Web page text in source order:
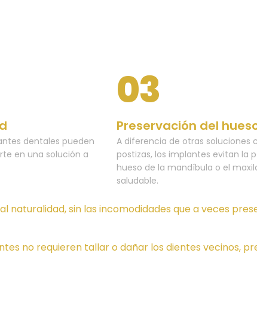
dentales pueden
en una solución a
03
Preservación del
A diferencia de otras soluciones
postizas, los implantes evitan la
hueso de la mandíbula o el
saludable.
sin las incomodidades que a veces
no requieren tallar o dañar los dientes vecinos,